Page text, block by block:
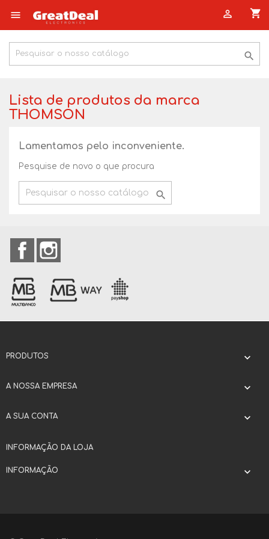
 shopping_cart


Lista de produtos da marca
THOMSON
Lamentamos pelo inconveniente.
Pesquise de novo o que procura

Facebook
PRODUTOS 
A NOSSA EMPRESA 
A SUA CONTA 
INFORMAÇÃO DA LOJA
INFORMAÇÃO 